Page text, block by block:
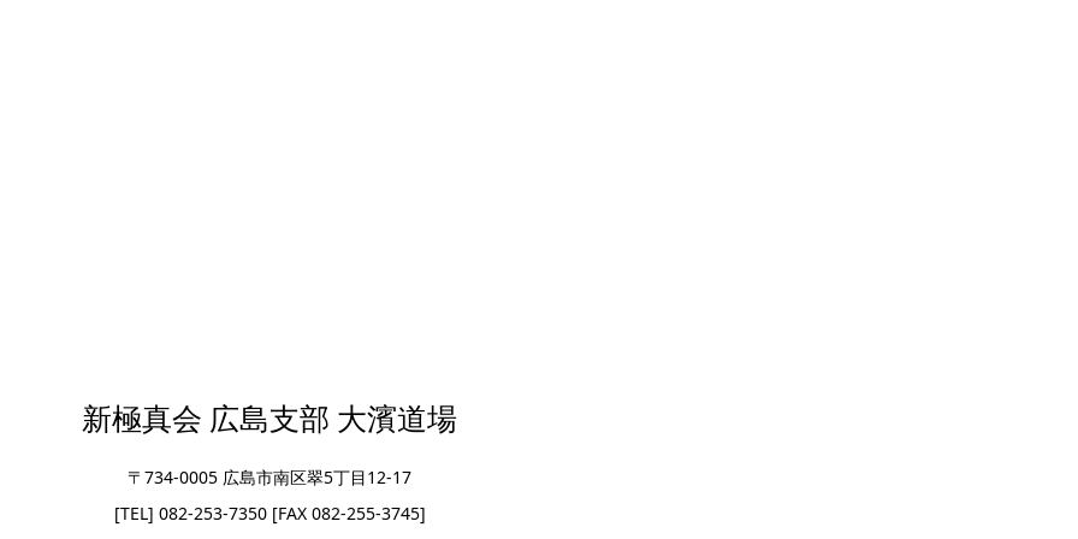
新極真会 広島支部 大濱道場
〒734-0005 広島市南区翠5丁目12-17
[TEL] 082-253-7350 [FAX 082-255-3745]